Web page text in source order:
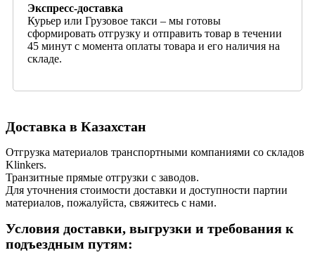
Экспресс-доставка
Курьер или Грузовое такси – мы готовы
сформировать отгрузку и отправить товар в течении
45 минут с момента оплаты товара и его наличия на
складе.
Доставка в Казахстан
Отгрузка материалов транспортными компаниями со складов
Klinkers.
Транзитные прямые отгрузки с заводов.
Для уточнения стоимости доставки и доступности партии
материалов, пожалуйста, свяжитесь с нами.
Условия доставки, выгрузки и требования к
подъездным путям: